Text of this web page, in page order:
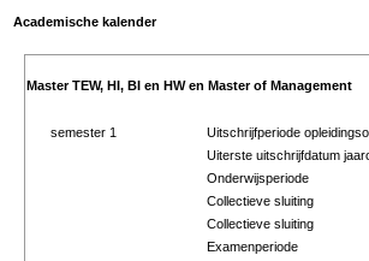
Academische kalender
Master TEW, HI, BI en HW en Master of Management
semester 1
Uitschrijfperiode
Uiterste uitschrijfdatum
Onderwijsperiode
Collectieve sluiting
Collectieve sluiting
Examenperiode